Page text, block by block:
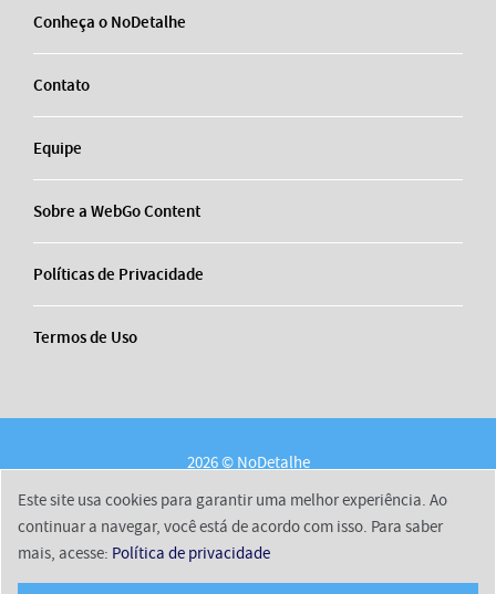
Conheça o NoDetalhe
Contato
Equipe
Sobre a WebGo Content
Políticas de Privacidade
Termos de Uso
2026 © NoDetalhe
Sobre a WebGo Content
Políticas de Privacidade
Termos de Uso
Este site usa cookies para garantir uma melhor experiência. Ao
continuar a navegar, você está de acordo com isso. Para saber
mais, acesse: Política de privacidade